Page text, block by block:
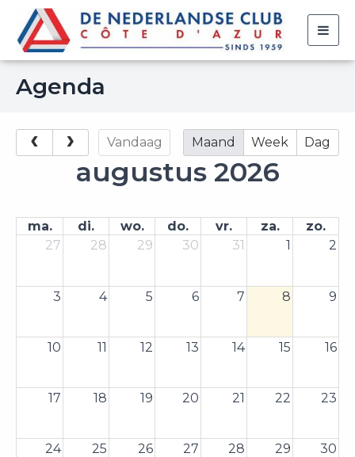
Agenda
Vandaag Maand Week Dag
augustus 2026
ma. di. wo. do. vr. za.
zo.
27
28 29 30 31 1 2
3 4 5 6 7 8 9
10 11 12 13 14 15 16
17 18 19 20 21 22 23
24 25 26 27 28 29 30